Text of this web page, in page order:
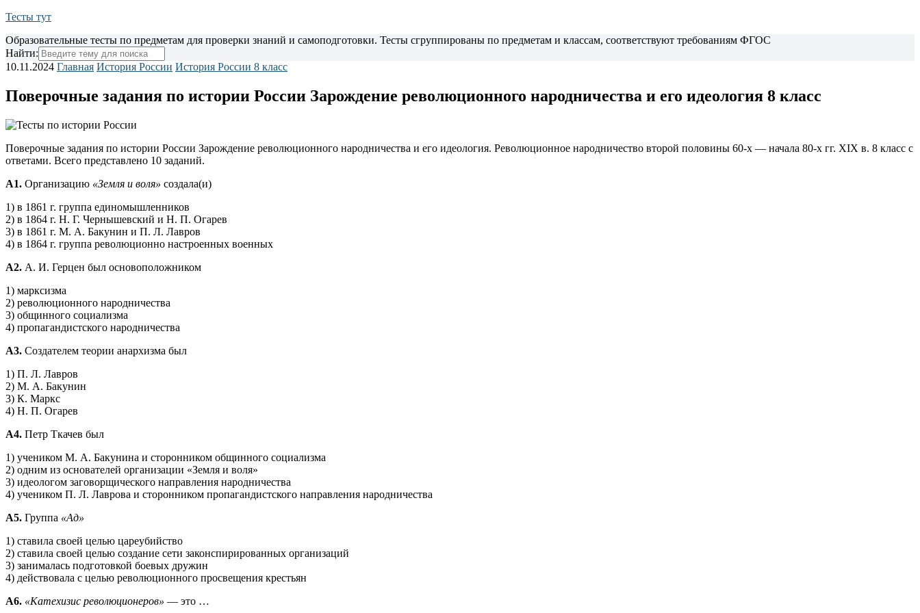
Тесты тут
Образовательные тесты по предметам для проверки знаний и самоподготовки. Тесты сгруппированы по предметам и классам, соответствуют требованиям ФГОС
Найти:
10.11.2024 Главная История России История России 8 класс
Поверочные задания по истории России Зарождение революционного народничества и его идеология 8 класс
Поверочные задания по истории России Зарождение революционного народничества и его идеология. Революционное народничество второй половины 60-х — начала 80-х гг. XIX в. 8 класс с
ответами. Всего представлено 10 заданий.
А1. Организацию «Земля и воля» создала(и)
1) в 1861 г. группа единомышленников
2) в 1864 г. Н. Г. Чернышевский и Н. П. Огарев
3) в 1861 г. М. А. Бакунин и П. Л. Лавров
4) в 1864 г. группа революционно настроенных военных
А2. А. И. Герцен был основоположником
1) марксизма
2) революционного народничества
3) общинного социализма
4) пропагандистского народничества
А3. Создателем теории анархизма был
1) П. Л. Лавров
2) М. А. Бакунин
3) К. Маркс
4) Н. П. Огарев
А4. Петр Ткачев был
1) учеником М. А. Бакунина и сторонником общинного социализма
2) одним из основателей организации «Земля и воля»
3) идеологом заговорщического направления народничества
4) учеником П. Л. Лаврова и сторонником пропагандистского направления народничества
А5. Группа «Ад»
1) ставила своей целью цареубийство
2) ставила своей целью создание сети законспирированных организаций
3) занималась подготовкой боевых дружин
4) действовала с целью революционного просвещения крестьян
А6. «Катехизис революционеров» — это …